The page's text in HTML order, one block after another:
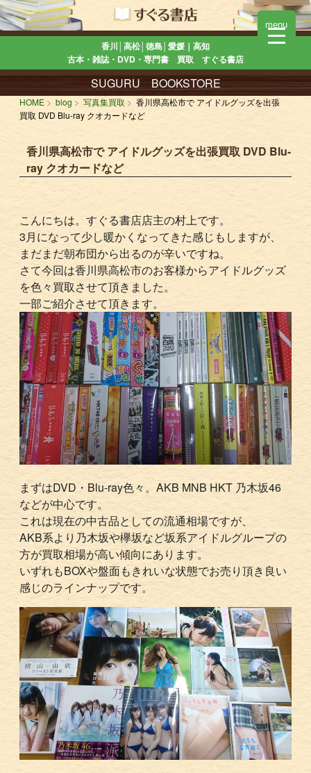
香川│高松│徳島│愛媛｜高知
古本・雑誌・DVD・専門書 買取 すぐる書店
SUGURU BOOKSTORE
HOME blog 写真集買取
香川県高松市で アイドルグッズを出張
買取 DVD Blu-ray クオカードなど
香川県高松市で アイドルグッズを出張買取 DVD Blu-
ray クオカードなど
こんにちは。すぐる書店店主の村上です。
3月になって少し暖かくなってきた感じもしますが、
まだまだ朝布団から出るのが辛いですね。
さて今回は香川県高松市のお客様からアイドルグッズ
を色々買取させて頂きました。
一部ご紹介させて頂きます。
まずはDVD・Blu-ray色々。AKB MNB HKT 乃木坂46
などが中心です。
これは現在の中古品としての流通相場ですが、
AKB系より乃木坂や欅坂など坂系アイドルグループの
方が買取相場が高い傾向にあります。
いずれもBOXや盤面もきれいな状態でお売り頂き良い
感じのラインナップです。
menu